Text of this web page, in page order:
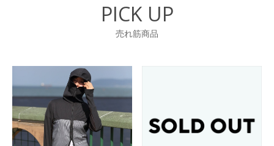
PICK UP
売れ筋商品